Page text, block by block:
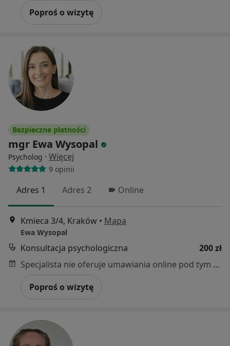
Poproś o wizytę
Bezpieczne płatności
mgr Ewa Wysopal
Psycholog · Więcej
9 opinii
Adres 1 Adres 2 Online
Kmieca 3/4, Kraków • Mapa
Ewa Wysopal
Konsultacja psychologiczna
200 zł
Specjalista nie oferuje umawiania online pod tym adresem.
Poproś o wizytę